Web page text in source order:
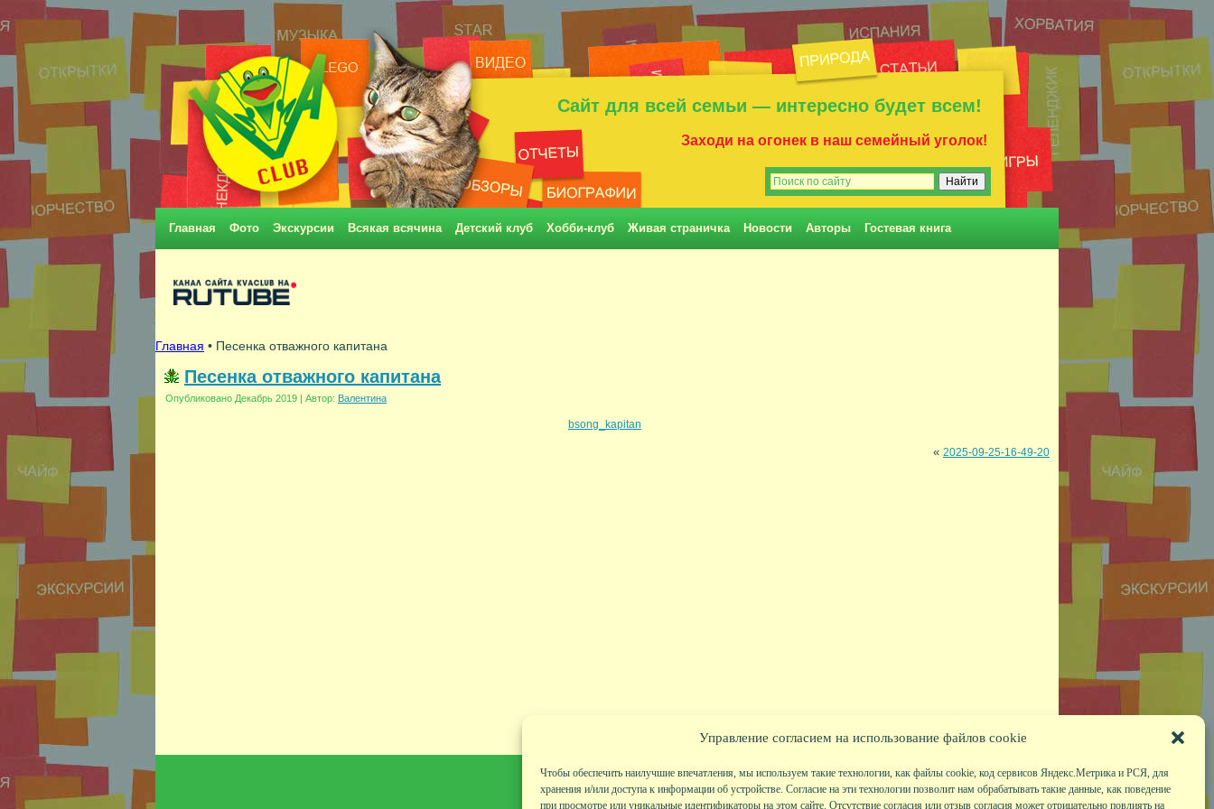
Управление согласием на использование файлов cookie
Чтобы обеспечить наилучшие впечатления, мы используем такие технологии, как файлы cookie, код сервисов Яндекс.Метрика и РСЯ, для
хранения и/или доступа к информации об устройстве. Согласие на эти технологии позволит нам обрабатывать такие данные, как поведение
при просмотре или уникальные идентификаторы на этом сайте. Отсутствие согласия или отзыв согласия может отрицательно повлиять на
Сайт для всей семьи — интересно будет всем!
Заходи на огонек в наш семейный уголок!
Главная Фото Экскурсии Всякая всячина Детский клуб Хобби-клуб Живая страничка Новости Авторы Гостевая книга
Главная • Песенка отважного капитана
Песенка отважного капитана
Опубликовано Декабрь 2019 | Автор: Валентина
bsong_kapitan
« 2025-09-25-16-49-20